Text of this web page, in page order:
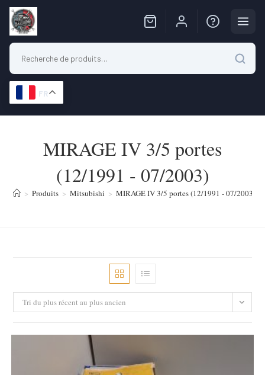
FR
MIRAGE IV 3/5 portes
(12/1991 - 07/2003)
> Produits > Mitsubishi > MIRAGE IV 3/5 portes (12/1991 - 07/2003)
Tri du plus récent au plus ancien